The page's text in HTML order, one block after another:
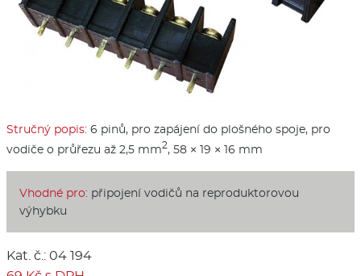
Stručný popis: 6 pinů, pro zapájení do plošného spoje, pro
vodiče o průřezu až 2,5 mm2, 58 × 19 × 16 mm
Vhodné pro: připojení vodičů na reproduktorovou
výhybku
Kat. č.: 04 194